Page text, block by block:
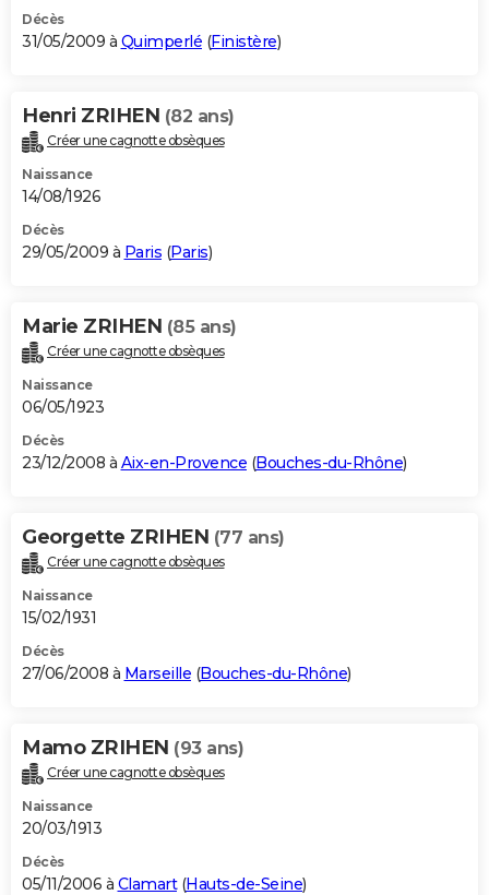
Décès
31/05/2009 à Quimperlé (Finistère)
Henri ZRIHEN (82 ans)
Créer une cagnotte obsèques
Naissance
14/08/1926
Décès
29/05/2009 à Paris (Paris)
Marie ZRIHEN (85 ans)
Créer une cagnotte obsèques
Naissance
06/05/1923
Décès
23/12/2008 à Aix-en-Provence (Bouches-du-Rhône)
Georgette ZRIHEN (77 ans)
Créer une cagnotte obsèques
Naissance
15/02/1931
Décès
27/06/2008 à Marseille (Bouches-du-Rhône)
Mamo ZRIHEN (93 ans)
Créer une cagnotte obsèques
Naissance
20/03/1913
Décès
05/11/2006 à Clamart(Hauts-de-Seine)